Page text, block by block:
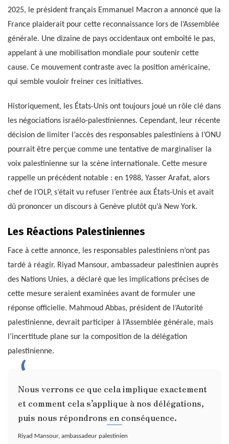
2025, le président français Emmanuel Macron a annoncé que la
France plaiderait pour cette reconnaissance lors de l’Assemblée
générale. Une dizaine de pays occidentaux ont emboîté le pas,
appelant à une mobilisation mondiale pour soutenir cette
cause. Ce mouvement contraste avec la position américaine,
qui semble vouloir freiner ces initiatives.
Historiquement, les États-Unis ont toujours joué un rôle clé dans
les négociations israélo-palestiniennes. Cependant, leur récente
décision de limiter l’accès des responsables palestiniens à l’ONU
pourrait être perçue comme une tentative de marginaliser la
voix palestinienne sur la scène internationale. Cette mesure
rappelle un précédent notable : en 1988, Yasser Arafat, alors
chef de l’OLP, s’était vu refuser l’entrée aux États-Unis et avait
dû prononcer un discours à Genève plutôt qu’à New York.
Les Réactions Palestiniennes
Face à cette annonce, les responsables palestiniens n’ont pas
tardé à réagir. Riyad Mansour, ambassadeur palestinien auprès
des Nations Unies, a déclaré que les implications précises de
cette mesure seraient examinées avant de formuler une
réponse officielle. Mahmoud Abbas, président de l’Autorité
palestinienne, devrait participer à l’Assemblée générale, mais
l’incertitude plane sur la composition de la délégation
palestinienne.
Nous verrons ce que cela implique exactement
et comment cela s’applique à nos délégations,
puis nous répondrons en conséquence.
Riyad Mansour, ambassadeur palestinien